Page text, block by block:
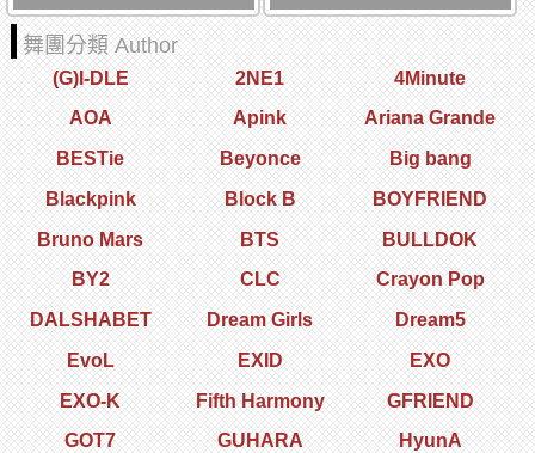
舞團分類 Author
(G)I-DLE 2NE1
4Minute
AOA
Apink
Ariana Grande
BESTie
Beyonce
Big bang
Blackpink
Block B
BOYFRIEND
Bruno Mars
BTS
BULLDOK
BY2
CLC
Crayon Pop
DALSHABET
Dream Girls
Dream5
EvoL
EXID
EXO
EXO-K
Fifth Harmony
GFRIEND
GOT7
GUHARA
HyunA